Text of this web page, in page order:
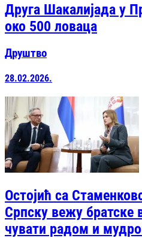
Друга Шакалијада у
око 500 ловаца
Друштво
28.02.2026.
Остојић са
Српску вежу братске
чувати радом и